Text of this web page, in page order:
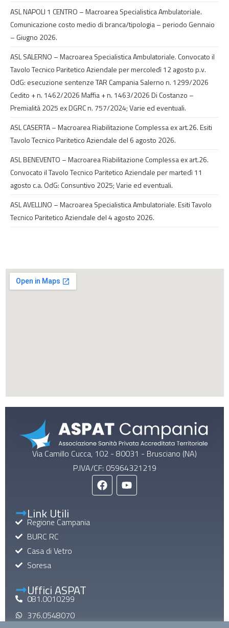
ASL NAPOLI 1 CENTRO – Macroarea Specialistica Ambulatoriale.
Comunicazione costo medio di branca/tipologia – periodo Gennaio
– Giugno 2026.
ASL SALERNO – Macroarea Specialistica Ambulatoriale. Convocato il
Tavolo Tecnico Paritetico Aziendale per mercoledì 12 agosto p.v.
OdG: esecuzione sentenze TAR Campania Salerno n. 1299/2026
Cedito + n. 1462/2026 Maffia + n. 1463/2026 Di Costanzo –
Premialità 2025 ex DGRC n. 757/2024; Varie ed eventuali.
ASL CASERTA – Macroarea Riabilitazione Complessa ex art.26. Esiti
Tavolo Tecnico Paritetico Aziendale del 6 agosto 2026.
ASL BENEVENTO – Macroarea Riabilitazione Complessa ex art.26.
Convocato il Tavolo Tecnico Paritetico Aziendale per martedì 11
agosto c.a. OdG: Consuntivo 2025; Varie ed eventuali.
ASL AVELLINO – Macroarea Specialistica Ambulatoriale. Esiti Tavolo
Tecnico Paritetico Aziendale del 4 agosto 2026.
Via Camillo Cucca, 102 - 80031 - Brusciano (NA)
P.IVA/CF: 05964321219
Link Utili
Regione Campania
BURC RC
Casa di Vetro
Soresa
Uffici ASPAT
081.0010299
376.0548070